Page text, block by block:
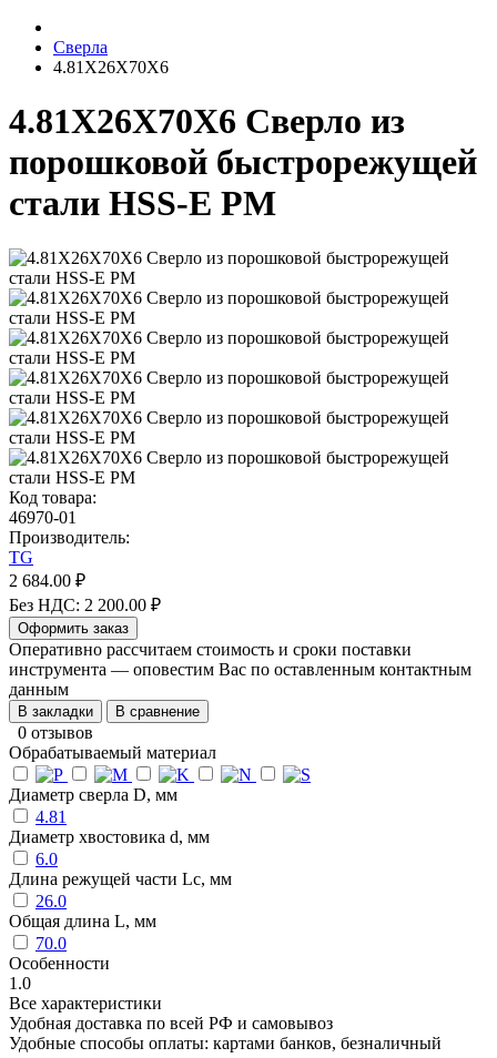
Сверла
4.81X26X70X6
4.81X26X70X6 Сверло из
порошковой быстрорежущей
стали HSS-E PM
Код товара:
46970-01
Производитель:
TG
2 684.00 ₽
Без НДС: 2 200.00 ₽
Оформить заказ
Оперативно рассчитаем стоимость и сроки поставки
инструмента — оповестим Вас по оставленным контактным
данным
В закладки В сравнение
0 отзывов
Обрабатываемый материал
Диаметр сверла D, мм
4.81
Диаметр хвостовика d, мм
6.0
Длина режущей части Lc, мм
26.0
Общая длина L, мм
70.0
Особенности
1.0
Все характеристики
Удобная доставка по всей РФ и самовывоз
Удобные способы оплаты: картами банков, безналичный